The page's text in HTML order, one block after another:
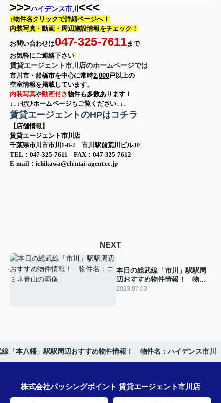
>>>ハイデンス市川 <<<
↑物件名クリックで詳細ページへ！
内装写真・動画・ 周辺施設情報をチェック！
お問い合わせは047-325-7611まで
お気軽にご連絡下さい♪♪
賃貸エージェント市川店のホームページでは
市川市・船橋市を中心に常時2,000戸以上の
空室情報を掲載しています。
内装写真や動画付き物件も多数あります！
↓↓↓ぜひホームページもご覧ください↓↓↓
賃貸エージェントのHPはコチラ
【店舗情報】
賃貸エージェント市川店
千葉県市川市市川1-8-2 市川駅前荒川ビル3F
TEL：047-325-7611 FAX：047-325-7612
E-mail：ichikawa@chintai-agent.co.jp
NEXT
本日の総武線「市川」駅駅周
辺おすすめ物件情報！ 物件
名：エミネ青山
2023.07.03
線「本八幡」駅駅周辺おすすめ物件情報！ 物件名：ハイデンス市川
株式会社パッシングポイント 賃貸エージェント市川店